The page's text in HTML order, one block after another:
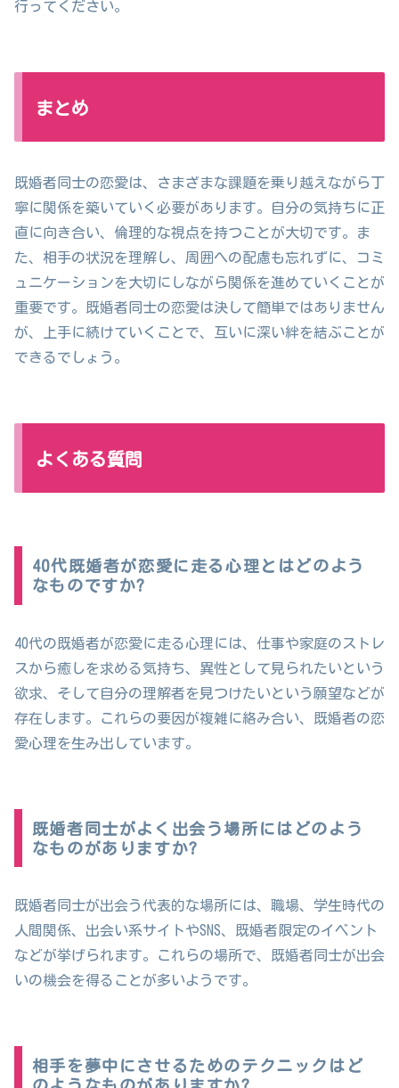
行ってください。
まとめ
既婚者同士の恋愛は、さまざまな課題を乗り越えながら丁
寧に関係を築いていく必要があります。自分の気持ちに正
直に向き合い、倫理的な視点を持つことが大切です。ま
た、相手の状況を理解し、周囲への配慮も忘れずに、コミ
ュニケーションを大切にしながら関係を進めていくことが
重要です。既婚者同士の恋愛は決して簡単ではありません
が、上手に続けていくことで、互いに深い絆を結ぶことが
できるでしょう。
よくある質問
40代既婚者が恋愛に走る心理とはどのよう
なものですか?
40代の既婚者が恋愛に走る心理には、仕事や家庭のストレ
スから癒しを求める気持ち、異性として見られたいという
欲求、そして自分の理解者を見つけたいという願望などが
存在します。これらの要因が複雑に絡み合い、既婚者の恋
愛心理を生み出しています。
既婚者同士がよく出会う場所にはどのよう
なものがありますか?
既婚者同士が出会う代表的な場所には、職場、学生時代の
人間関係、出会い系サイトやSNS、既婚者限定のイベント
などが挙げられます。これらの場所で、既婚者同士が出会
いの機会を得ることが多いようです。
相手を夢中にさせるためのテクニックはど